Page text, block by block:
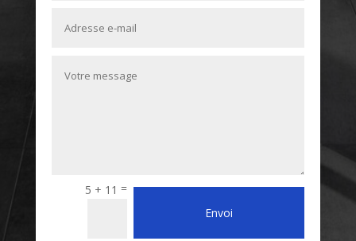
5 + 11 =
Envoi
Alternative: